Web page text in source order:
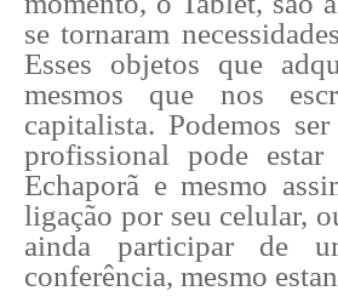
se tornaram
Esses objetos que
mesmos que nos
capitalista. Podemos
profissional pode
Echaporã e mesmo
ligação por seu celular,
ainda participar de
conferência, mesmo